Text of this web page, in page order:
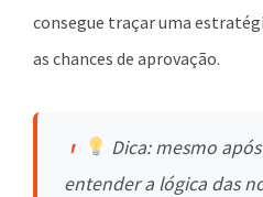
consegue traçar uma
as chances de aprovação.
Dica: mesmo
entender a lógica das